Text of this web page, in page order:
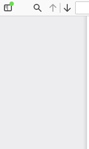
Find Previous
Next